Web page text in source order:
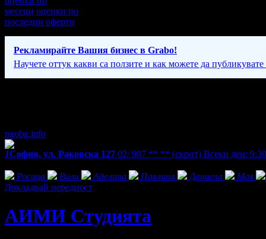
месеци оценки по
последни оферти
Рекламирайте Вашия бизнес в Grabo!
Научете оттук какви са ползите и как можете да публикувате
ngobg.info
1София, ул. Раковска 127 02/ 987 ** ** (скрит) Всеки ден:
Росица
Вили Аделина Павлина Даниела Мая
Докладвай нередност
АИМИ Студията